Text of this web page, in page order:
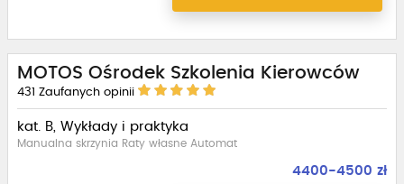
MOTOS Ośrodek Szkolenia Kierowców
431 Zaufanych opinii
kat. B, Wykłady i praktyka
Manualna skrzynia Raty własne Automat
4400-4500 zł